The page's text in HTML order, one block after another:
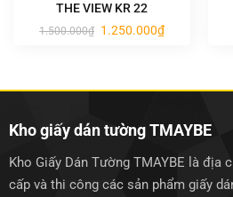
THE VIEW KR 22
1.500.000₫ Giá
1.250.000₫Giá
hiện
Kho giấy dán tường TMAYBE
Kho Giấy Dán Tường TMAYBE là địa
cấp và thi công các sản phẩm giấy